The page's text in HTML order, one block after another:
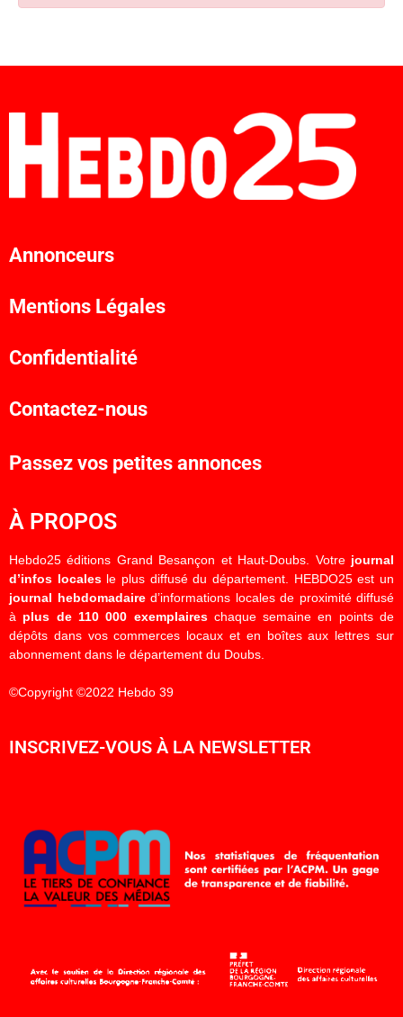
Annonceurs
Mentions Légales
Confidentialité
Contactez-nous
Passez vos petites annonces
À PROPOS
Hebdo25 éditions Grand Besançon et Haut-Doubs. Votre journal
d’infos localesle plus diffusé du département. HEBDO25 est un
journal hebdomadaired’informations locales de proximité diffusé
à plus de 110 000 exemplaireschaque semaine en points de
dépôts dans vos commerces locaux et en boîtes aux lettres sur
abonnement dans le département du Doubs.
©Copyright ©2022 Hebdo 39
INSCRIVEZ-VOUS À LA NEWSLETTER